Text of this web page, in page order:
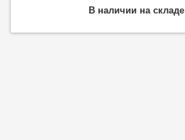
В наличии на складе